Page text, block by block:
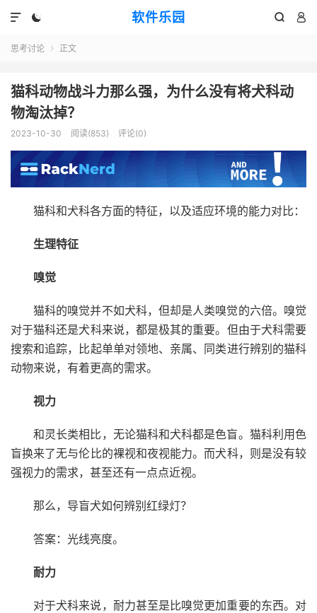
软件乐园 
 

思考讨论  正文
猫科动物战斗力那么强，为什么没有将犬科动
物淘汰掉？
2023-10-30 阅读(853) 评论(0)
猫科和犬科各方面的特征，以及适应环境的能力对比：
生理特征
嗅觉
猫科的嗅觉并不如犬科，但却是人类嗅觉的六倍。嗅觉
对于猫科还是犬科来说，都是极其的重要。但由于犬科需要
搜索和追踪，比起单单对领地、亲属、同类进行辨别的猫科
动物来说，有着更高的需求。
视力
和灵长类相比，无论猫科和犬科都是色盲。猫科利用色
盲换来了无与伦比的裸视和夜视能力。而犬科，则是没有较
强视力的需求，甚至还有一点点近视。
那么，导盲犬如何辨别红绿灯？
答案：光线亮度。
耐力
对于犬科来说，耐力甚至是比嗅觉更加重要的东西。对